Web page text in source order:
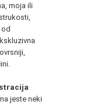
moja ili
jeste neki